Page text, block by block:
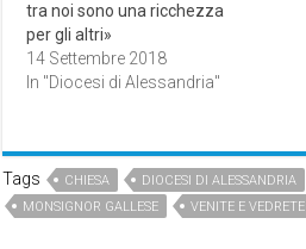
tra noi sono una ricchezza
per gli altri»
14 Settembre 2018
In "Diocesi di Alessandria"
Tags CHIESA DIOCESI DI ALESSANDRIA
MONSIGNOR GALLESE
VENITE E VEDRETE